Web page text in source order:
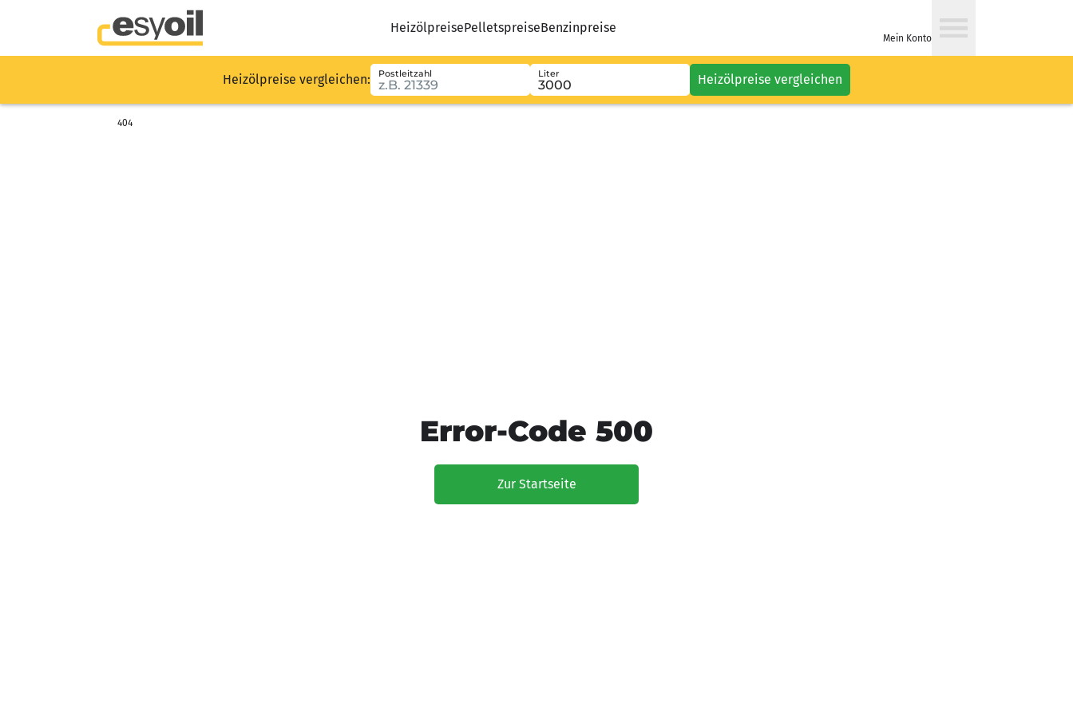
HeizölpreisePelletspreiseBenzinpreise
Mein Konto
Heizölpreise vergleichen: Postleitzahl Liter Heizölpreise vergleichen
404
Error-Code 500
Zur Startseite